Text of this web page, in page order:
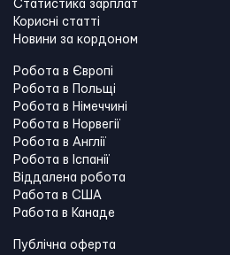
Статистика зарплат
Корисні статті
Новини за кордоном
Робота в Європі
Робота в Польщі
Робота в Німеччині
Робота в Норвегії
Робота в Англії
Робота в Іспанії
Віддалена робота
Работа в США
Работа в Канадe
Публічна оферта